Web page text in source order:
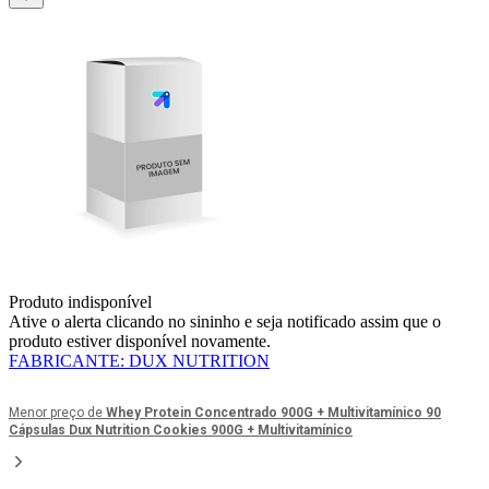
Produto indisponível
Ative o alerta clicando no sininho e seja notificado assim que o
produto estiver disponível novamente.
FABRICANTE: DUX NUTRITION
Menor preço de Whey Protein Concentrado 900G + Multivitamínico 90
Cápsulas Dux Nutrition Cookies 900G + Multivitamínico